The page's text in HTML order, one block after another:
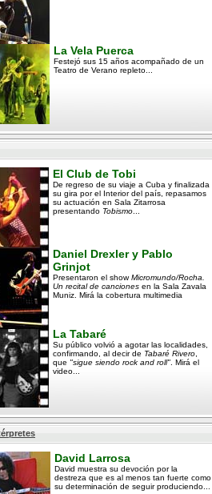
La Vela Puerca
Festejó sus 15 años acompañado de un
Teatro de Verano repleto...
El Club de Tobi
De regreso de su viaje a Cuba y finalizada
su gira por el Interior del país, repasamos
su actuación en Sala Zitarrosa
presentando Tobismo
Daniel Drexler y Pablo
Grinjot
Presentaron el showMicromundo/Rocha.
Un recital de canciones en la Sala Zavala
Muniz. Mirá la cobertura multimedia
La Tabaré
Su público volvió a agotar las localidades,
confirmando, al decir de Tabaré Rivero
que "sigue siendo rock and roll" . Mirá el
video...
David Larrosa
David muestra su devoción por la
destreza que es al menos tan fuerte como
su determinación de seguir produciendo...